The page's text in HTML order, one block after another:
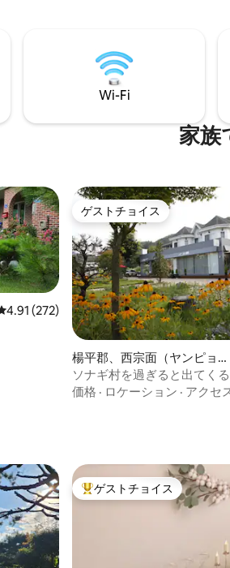
江原道
） ●火
供、薪
関をご
から4名
ォン）
🏡 プライベート + 広い庭 🎮
ない室内構成 最新の家電、
ム機、ボードゲーム、ミニ
ルなどを無料でご利用いただけま
バーランド 韓国民俗村 アシ
テプレミアムアウトレット
な方におすすめです 🏕 家族
ベートな空間が必要な人 📚
クスしたい癒しの旅行者 🎈
で思い出を作りたいカップ
最も重視する人
Wi-Fi
家族
ビュー272件、5つ星中4.91つ星の平均
4.91 (272)
ゲストチョイス
ゲストチョイス
楊平郡、西宗面（ヤンピョ
ン、ソジョンミョン）のペン
ション
ソナギ村を過ぎると出てく
りの田舎の家、スリップラン
価格 · ロケーション · アクセ
大好評のゲストチョイスで
ゲストチョイス